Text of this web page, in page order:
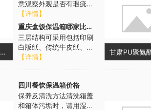
福建阳光餐配送保温箱厂家
意观察外观是否有瑕疵，
保修卡、使用说明书是否
齐全，请保留发票作为维
修凭证**服...
【详情】
重庆盒饭保温箱哪家比较好
三层结构可采用包括印刷
白版纸、传统牛皮纸、保
温铝箔、保温塑料等多种
【详情】
四川餐饮保温箱价格
保养及清洗方法清洗箱盖
和箱体污垢时，请用湿抹